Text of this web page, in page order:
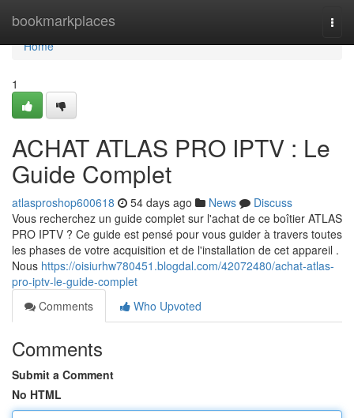
bookmarkplaces
Home
Home
1
ACHAT ATLAS PRO IPTV : Le
Guide Complet
atlasproshop600618 54 days ago News
Discuss
Vous recherchez un guide complet sur l'achat de ce boîtier ATLAS
PRO IPTV ? Ce guide est pensé pour vous guider à travers toutes
les phases de votre acquisition et de l'installation de cet appareil .
Nous https://oisiurhw780451.blogdal.com/42072480/achat-atlas-
pro-iptv-le-guide-complet
Comments
Who Upvoted
Comments
Submit a Comment
No HTML